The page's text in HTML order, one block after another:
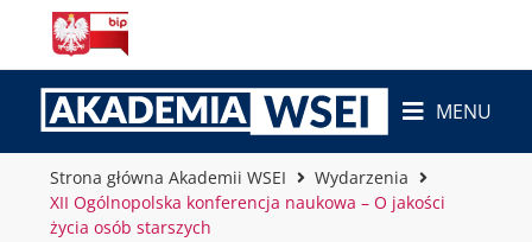
MENU
Strona główna Akademii WSEI
Wydarzenia
XII Ogólnopolska konferencja naukowa – O jakości
życia osób starszych